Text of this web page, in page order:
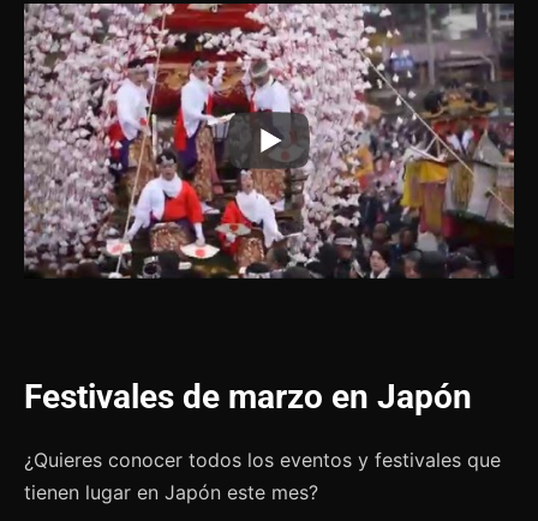
Festivales de marzo en Japón
¿Quieres conocer todos los eventos y festivales que
tienen lugar en Japón este mes?